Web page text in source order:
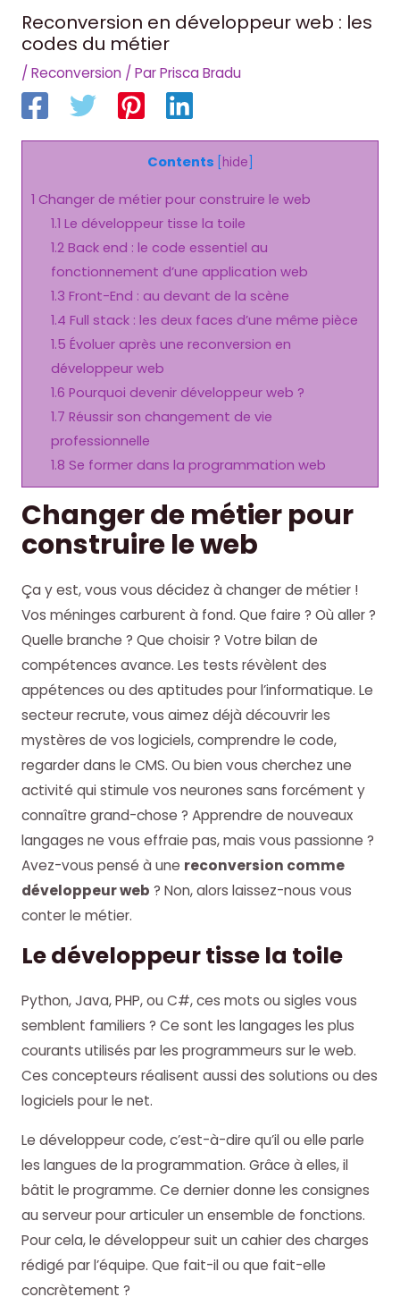
Reconversion en développeur web : les
codes du métier
/Reconversion/ ParPrisca Bradu
Contents [hide
1 Changer de métier pour construire le web
1.1 Le développeur tisse la toile
1.2 Back end : le code essentiel au
fonctionnement d’une application web
1.3 Front-End : au devant de la scène
1.4 Full stack : les deux faces d’une même pièce
1.5 Évoluer après une reconversion en
développeur web
1.6 Pourquoi devenir développeur web ?
1.7 Réussir son changement de vie
professionnelle
1.8 Se former dans la programmation web
Changer de métier pour
construire le web
Ça y est, vous vous décidez à changer de métier !
Vos méninges carburent à fond. Que faire ? Où aller ?
Quelle branche ? Que choisir ? Votre bilan de
compétences avance. Les tests révèlent des
appétences ou des aptitudes pour l’informatique. Le
secteur recrute, vous aimez déjà découvrir les
mystères de vos logiciels, comprendre le code,
regarder dans le CMS. Ou bien vous cherchez une
activité qui stimule vos neurones sans forcément y
connaître grand-chose ? Apprendre de nouveaux
langages ne vous effraie pas, mais vous passionne ?
Avez-vous pensé à une reconversion comme
développeur web ? Non, alors laissez-nous vous
conter le métier.
Le développeur tisse la toile
Python, Java, PHP, ou C#, ces mots ou sigles vous
semblent familiers ? Ce sont les langages les plus
courants utilisés par les programmeurs sur le web.
Ces concepteurs réalisent aussi des solutions ou des
logiciels pour le net.
Le développeur code, c’est-à-dire qu’il ou elle parle
les langues de la programmation. Grâce à elles, il
bâtit le programme. Ce dernier donne les consignes
au serveur pour articuler un ensemble de fonctions.
Pour cela, le développeur suit un cahier des charges
rédigé par l’équipe. Que fait-il ou que fait-elle
concrètement ?